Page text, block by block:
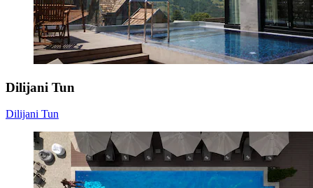
Dilijani Tun
Dilijani Tun